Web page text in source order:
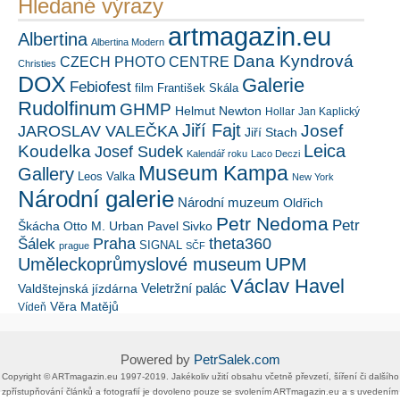
Hledané výrazy
Albertina Albertina Modern artmagazin.eu
Christies CZECH PHOTO CENTRE Dana Kyndrová
DOX Febiofest film František Skála Galerie
Rudolfinum GHMP Helmut Newton Hollar Jan Kaplický
JAROSLAV VALEČKA Jiří Fajt Jiří Stach Josef
Koudelka Josef Sudek Kalendář roku Laco Deczi Leica
Gallery Leos Valka Museum Kampa New York
Národní galerie Národní muzeum Oldřich
Škácha Otto M. Urban Pavel Sivko Petr Nedoma Petr
Šálek prague Praha SIGNAL SČF theta360
Uměleckoprůmyslové museum UPM
Valdštejnská jízdárna Veletržní palác Václav Havel
Vídeň Věra Matějů
Powered by PetrSalek.com
Copyright ©​ ​​ARTmagazin.eu ​1997-2019​.​ Jakékoliv užití obsahu včetně převzetí, šíření či dalšího
zpřístupňování článků a fotografií je dovoleno pouze se svolením ​ARTmagazin.eu​ ​a s uvedením